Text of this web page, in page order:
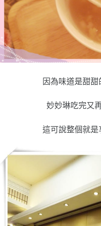
因為味道是甜
妙妙琳吃完又
這可說整個就是